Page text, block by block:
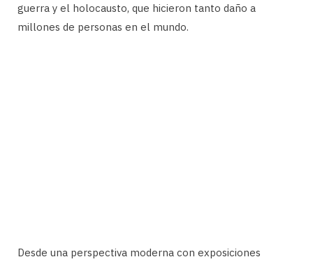
guerra y el holocausto, que hicieron tanto daño a
millones de personas en el mundo.
Desde una perspectiva moderna con exposiciones